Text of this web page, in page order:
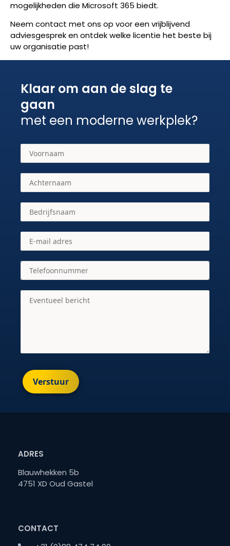
mogelijkheden die Microsoft 365 biedt.
Neem contact met ons op voor een vrijblijvend
adviesgesprek en ontdek welke licentie het beste bij
uw organisatie past!
Klaar om aan de slag te
gaan
met een moderne werkplek?
Verstuur
ADRES
Blauwhekken 5b
4751 XD Oud Gastel
CONTACT